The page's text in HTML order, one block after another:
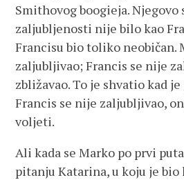
Smithovog boogieja. Njegovo
zaljubljenosti nije bilo kao
Francisu bio toliko neobičan.
zaljubljivao; Francis se nije
zbližavao. To je shvatio kad
Francis se nije zaljubljivao,
voljeti.
Ali kada se Marko po prvi
pitanju Katarina, u koju je